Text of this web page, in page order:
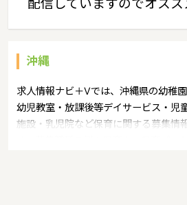
配信していますのでオスス
沖縄
求人情報ナビ＋Vでは、沖縄県の幼稚
幼児教室・放課後等デイサービス・児
施設・乳児院など保育に関する募集情